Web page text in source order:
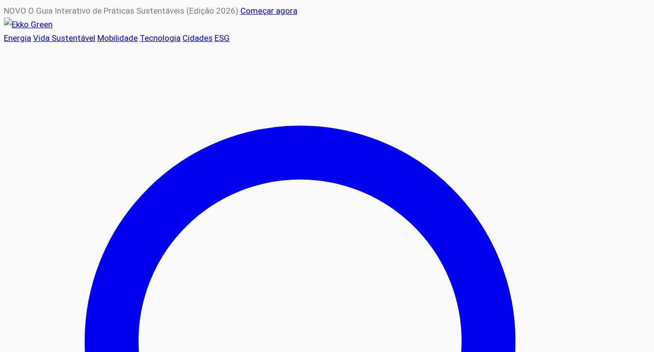
NOVO O Guia Interativo de Práticas Sustentáveis (Edição 2026) Começar agora
Energia Vida Sustentável Mobilidade Tecnologia Cidades ESG